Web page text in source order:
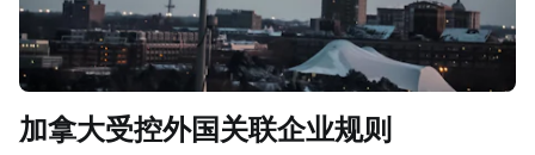
加拿大受控外国关联企业规则